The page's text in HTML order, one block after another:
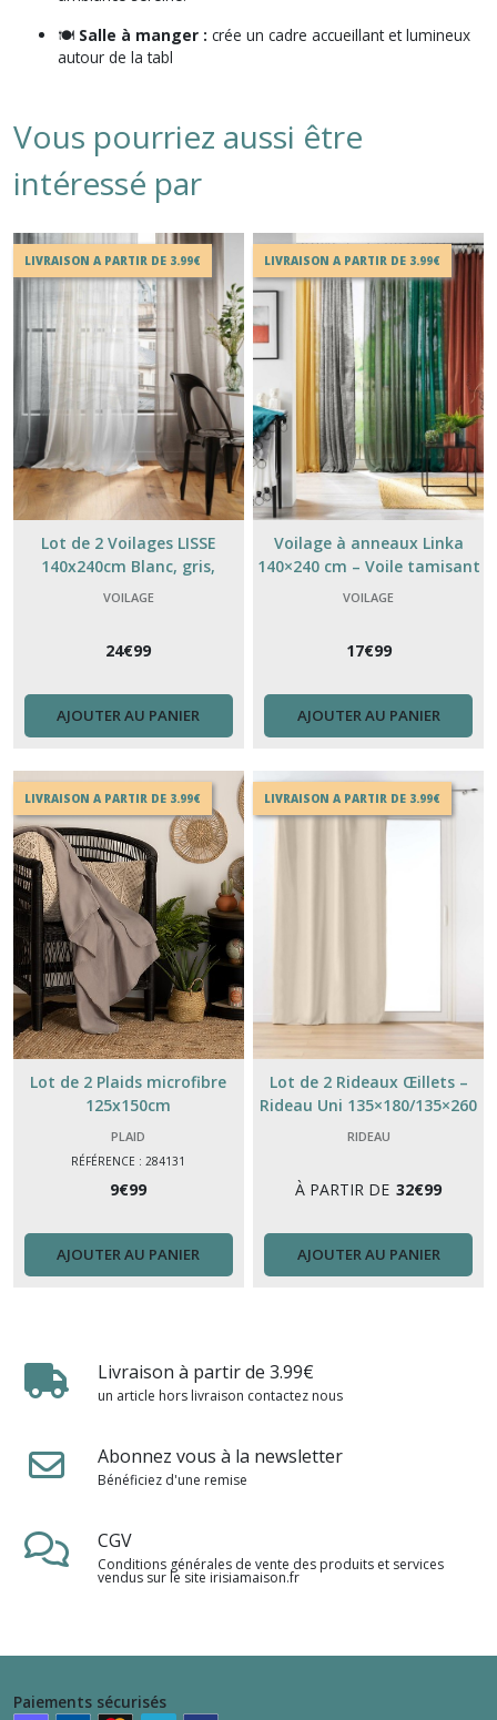
🍽️ Salle à manger : crée un cadre accueillant et lumineux
autour de la tabl
Vous pourriez aussi être
intéressé par
LIVRAISON A PARTIR DE 3.99€
Lot de 2 Voilages LISSE
140x240cm Blanc, gris,
naturel, taupe
VOILAGE
24€99
AJOUTER AU PANIER
LIVRAISON A PARTIR DE 3.99€
Voilage à anneaux Linka
140×240 cm – Voile tamisant
pour fenêtre & déco
VOILAGE
17€99
AJOUTER AU PANIER
LIVRAISON A PARTIR DE 3.99€
Lot de 2 Plaids microfibre
125x150cm
PLAID
RÉFÉRENCE : 284131
9€99
AJOUTER AU PANIER
LIVRAISON A PARTIR DE 3.99€
Lot de 2 Rideaux Œillets –
Rideau Uni 135×180/135×260
cm – Coton Polyester –
RIDEAU
À PARTIR DE 32€99
AJOUTER AU PANIER
Livraison à partir de 3.99€
un article hors livraison contactez nous
Abonnez vous à la newsletter
Bénéficiez d'une remise
CGV
Conditions générales de vente des produits et services
vendus sur le site irisiamaison.fr
Paiements sécurisés